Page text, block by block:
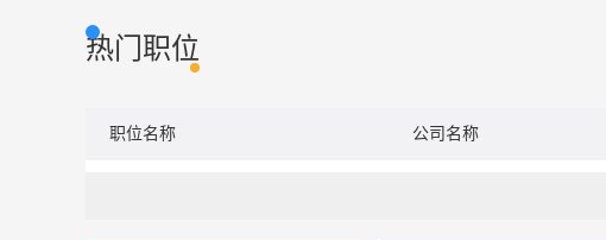
热门职位
职位名称 公司名称